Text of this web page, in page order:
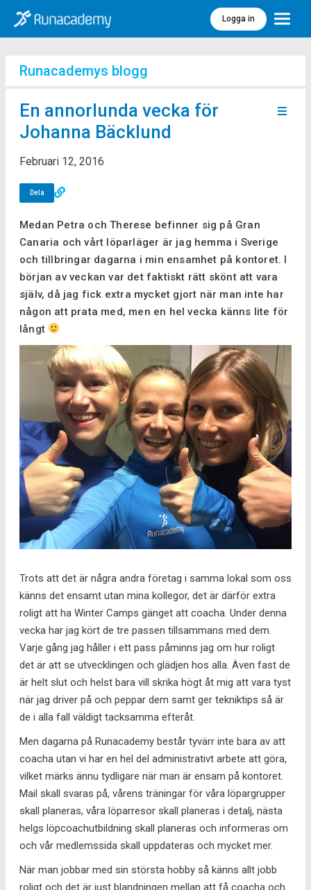
Logga in Meny
Runacademys blogg
En annorlunda vecka för
Johanna Bäcklund
Februari 12, 2016
Dela
Medan Petra och Therese befinner sig på Gran
Canaria och vårt löparläger är jag hemma i Sverige
och tillbringar dagarna i min ensamhet på kontoret. I
början av veckan var det faktiskt rätt skönt att vara
själv, då jag fick extra mycket gjort när man inte har
någon att prata med, men en hel vecka känns lite för
långt
Trots att det är några andra företag i samma lokal som oss
känns det ensamt utan mina kollegor, det är därför extra
roligt att ha Winter Camps gänget att coacha. Under denna
vecka har jag kört de tre passen tillsammans med dem.
Varje gång jag håller i ett pass påminns jag om hur roligt
det är att se utvecklingen och glädjen hos alla. Även fast de
är helt slut och helst bara vill skrika högt åt mig att vara tyst
när jag driver på och peppar dem samt ger tekniktips så är
de i alla fall väldigt tacksamma efteråt.
Men dagarna på Runacademy består tyvärr inte bara av att
coacha utan vi har en hel del administrativt arbete att göra,
vilket märks ännu tydligare när man är ensam på kontoret.
Mail skall svaras på, vårens träningar för våra löpargrupper
skall planeras, våra löparresor skall planeras i detalj, nästa
helgs löpcoachutbildning skall planeras och informeras om
och vår medlemssida skall uppdateras och mycket mer.
När man jobbar med sin största hobby så känns allt jobb
roligt och det är just blandningen mellan att få coacha och